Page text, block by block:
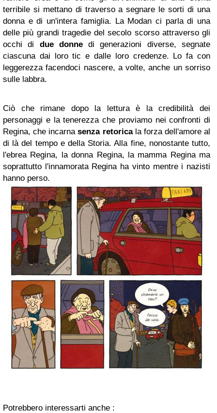
terribile si mettano di traverso a segnare le sorti di una
donna e di un'intera famiglia. La Modan ci parla di una
delle più grandi tragedie del secolo scorso attraverso gli
occhi di due donnedi generazioni diverse, segnate
ciascuna dai loro tic e dalle loro credenze. Lo fa con
leggerezza facendoci nascere, a volte, anche un sorriso
sulle labbra.
Ciò che rimane dopo la lettura è la credibilità dei
personaggi e la tenerezza che proviamo nei confronti di
Regina, che incarnasenza retoricala forza dell'amore al
di là del tempo e della Storia. Alla fine, nonostante tutto,
l'ebrea Regina, la donna Regina, la mamma Regina ma
soprattutto l'innamorata Regina ha vinto mentre i nazisti
hanno perso.
Potrebbero interessarti anche :